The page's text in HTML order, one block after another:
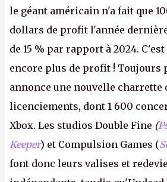
le géant américain n'a fait que
dollars de profit l'année
de 15 % par rapport à 2024.
encore plus de profit ! Toujours
annonce une nouvelle charrette
licenciements, dont 1 600
Xbox. Les studios Double Fine (
Keeper) et Compulsion Games (
font donc leurs valises et